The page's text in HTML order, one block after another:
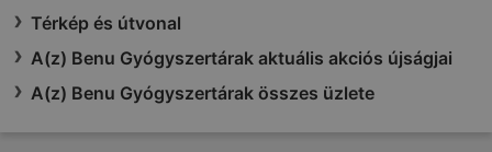
Térkép és útvonal
A(z) Benu Gyógyszertárak aktuális akciós újságjai
A(z) Benu Gyógyszertárak összes üzlete